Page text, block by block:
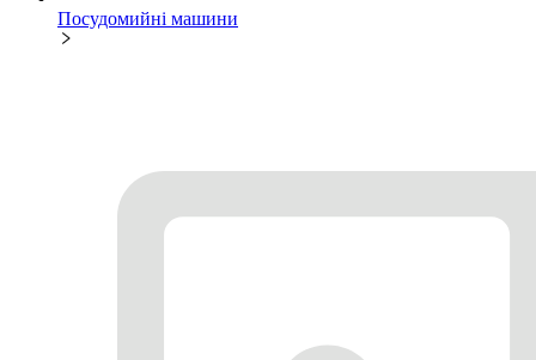
Посудомийні машини